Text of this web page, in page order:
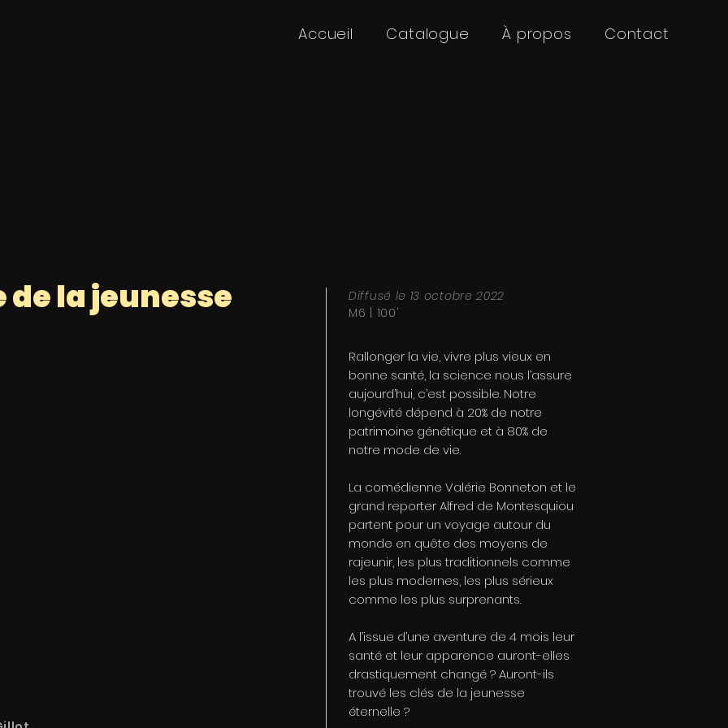
Accueil Catalogue À propos Contact
la jeunesse
Diffusé le 13 octobre 2022
M6 | 100'
Rallonger la vie, vivre plus vieux en
bonne santé, la science nous l’assure
aujourd’hui, c’est possible. Notre
longévité dépend à 20% de notre
patrimoine génétique et à 80% de
notre mode de vie.
La comédienne Valérie Bonneton et le
grand reporter Alfred de Montesquiou
partent pour un voyage autour du
monde en quête des moyens de
rajeunir, les plus traditionnels comme
les plus modernes, les plus sérieux
comme les plus surprenants.
A l’issue d’une aventure de 4 mois leur
santé et leur apparence auront-elles
drastiquement changé ? Auront-ils
trouvé les clés de la jeunesse
éternelle ?